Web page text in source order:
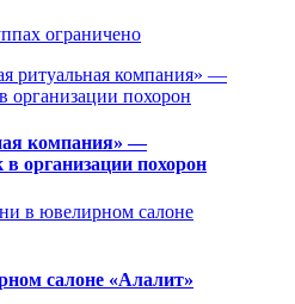
ограничено
компания» —
организации похорон
салоне «Алалит»